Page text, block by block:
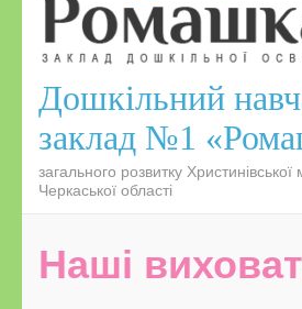
Дошкільний
заклад №1
загального розвитку Христинівської
Черкаської області
Наші